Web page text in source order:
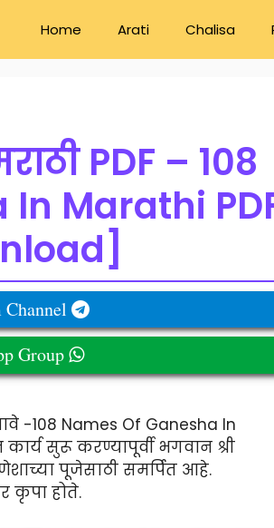
Home Arati Chalisa
PDF – 108
Marathi
Group
-108 Names Of Ganesha In
सुरू करण्यापूर्वी भगवान श्री
पूजेसाठी समर्पित आहे.
कृपा होते.